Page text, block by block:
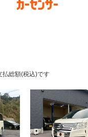
総額(税込)です